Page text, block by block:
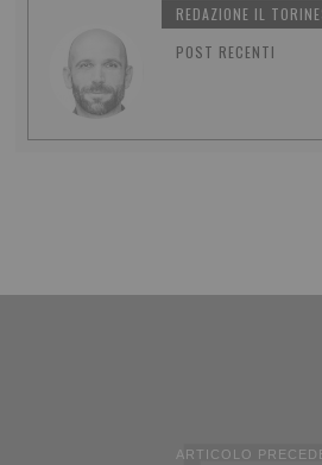
REDAZIONE IL
POST RECENTI
ARTICOLO